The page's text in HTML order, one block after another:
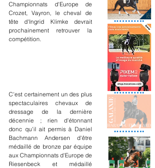
Championnats d'Europe de
Crozet, Vayron, le cheval de
tête d'Ingrid Klimke devrait
prochainement retrouver la
compétition.
C'est certainement un des plus
spectaculaires chevaux de
dressage de la dernière
décennie ; rien d'étonnant
donc qu'il ait permis à Daniel
Bachmann Andersen d'être
médaillé de bronze par équipe
aux Championnats d'Europe de
Riesenbeck et médaillé